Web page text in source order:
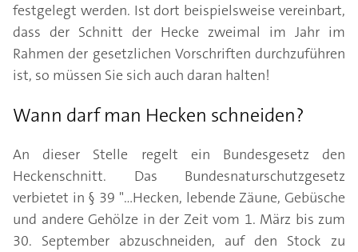
festgelegt werden. Ist dort beispielsweise vereinbart,
dass der Schnitt der Hecke zweimal im Jahr im
Rahmen der gesetzlichen Vorschriften durchzuführen
ist, so müssen Sie sich auch daran halten!
Wann darf man Hecken schneiden?
An dieser Stelle regelt ein Bundesgesetz den
Heckenschnitt. Das Bundesnaturschutzgesetz
verbietet in § 39 "...Hecken, lebende Zäune, Gebüsche
und andere Gehölze in der Zeit vom 1. März bis zum
30. September abzuschneiden, auf den Stock zu